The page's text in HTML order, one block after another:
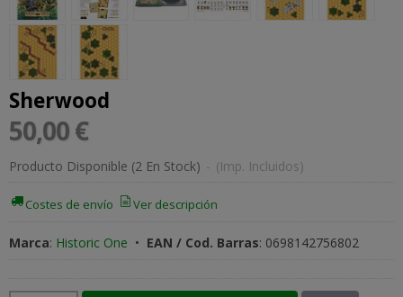
Sherwood
50,00 €
Producto Disponible (2 En Stock) - (Imp. Incluidos)
Costes de envío Ver descripción
Marca: Historic One • EAN / Cod. Barras: 0698142756802